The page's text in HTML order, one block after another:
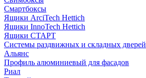
Смартбоксы
Ящики ArciTech Hettich
Ящики InnoTech Hettich
Ящики СТАРТ
Системы раздвижных и складных дверей
Альянс
Профиль алюминиевый для фасадов
Риал